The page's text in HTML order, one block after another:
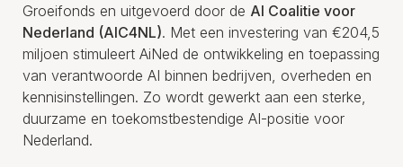
Groeifonds en uitgevoerd door de AI Coalitie voor
Nederland (AIC4NL). Met een investering van €204,5
miljoen stimuleert AiNed de ontwikkeling en toepassing
van verantwoorde AI binnen bedrijven, overheden en
kennisinstellingen. Zo wordt gewerkt aan een sterke,
duurzame en toekomstbestendige AI-positie voor
Nederland.